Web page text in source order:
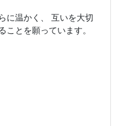
に温かく、 互いを大切
ことを願っています。